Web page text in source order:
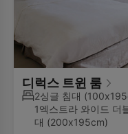
디럭스 트윈 룸
2싱글 침대
1엑스트라 와이드 더
대 (200x195cm)